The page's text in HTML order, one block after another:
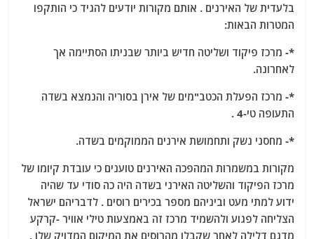
בלעדית של האירנים . אותם מקורות יודעים להגיד כי הותקפו
המטרות הבאות:
*- מרכז פיקוד ושליטה חדיש ביותר שבניתו הסתיימה אך
לאחרונה.
*- מרכז הפעלת הכטב"מים של אירן בסוריה והנמצא בשדה
התעופה טי-4 .
*- מחסני נשק ותחמושת אירנים הממוקמים בשדה.
מקורות במשמרות המהפכה האירנים טוענים כי עובדת קיומו של
מרכז הפיקוד והשליטה האירני בשדה היה כה סודי עד שהיה
ידוע למתי מעט וביניהם מספר בכירים רוסים . לדבריהם ישראל
הצליחה לפגוע ולהשמיד מרכז זה באמצעות טילי אוויר -קרקע
מדגם דלילה לאחר שקבלו מהרוסים את המיקום המדויק שלו .